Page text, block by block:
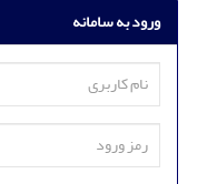
ورود به سامانه